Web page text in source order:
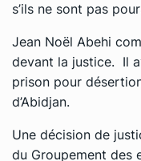
s’ils ne sont pas
Jean Noël Abehi
devant la justice. Il
prison pour
d’Abidjan.
Une décision de
du Groupement des